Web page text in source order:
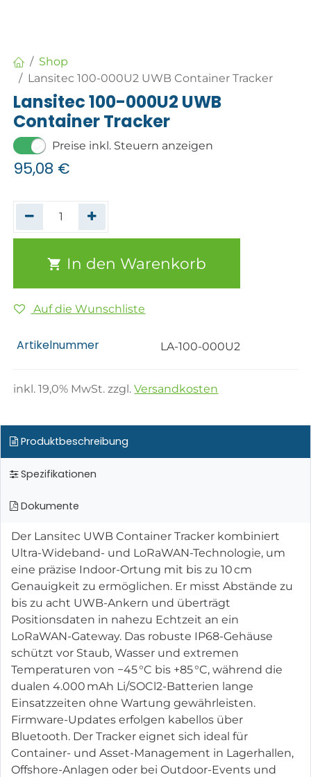
Shop
Lansitec 100-000U2 UWB Container Tracker
Lansitec 100-000U2 UWB
Container Tracker
Preise inkl. Steuern anzeigen
95,08 €
In den Warenkorb
Auf die Wunschliste
Artikelnummer LA-100-000U2
inkl.19,0% MwSt. zzgl.Versandkosten
Produktbeschreibung
Spezifikationen
Dokumente
Der Lansitec UWB Container Tracker kombiniert
Ultra-Wideband- und LoRaWAN-Technologie, um
eine präzise Indoor-Ortung mit bis zu 10 cm
Genauigkeit zu ermöglichen. Er misst Abstände zu
bis zu acht UWB-Ankern und überträgt
Positionsdaten in nahezu Echtzeit an ein
LoRaWAN-Gateway. Das robuste IP68-Gehäuse
schützt vor Staub, Wasser und extremen
Temperaturen von −45 °C bis +85 °C, während die
dualen 4.000 mAh Li/SOCl2-Batterien lange
Einsatzzeiten ohne Wartung gewährleisten.
Firmware-Updates erfolgen kabellos über
Bluetooth. Der Tracker eignet sich ideal für
Container- und Asset-Management in Lagerhallen,
Offshore-Anlagen oder bei Outdoor-Events und